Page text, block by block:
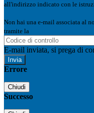
all'indirizzo indicato con le
Non hai una e-mail associata al
tramite la
E-mail inviata, si prega di
Errore
Chiudi
Successo